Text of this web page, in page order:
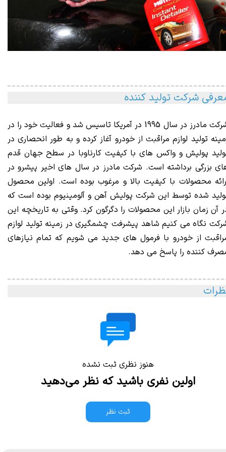
شرکت تولید کننده
مادرز
در سال 1995 در آمریکا تاسیس شد و فعالیت خود را در
تولید لوازم مراقبت از خودرو آغاز کرده و به طور انحصاری در
پولیش و واکس های با کیفیت کارناوبا در سطح جهان قدم
بزرگی برداشته است. شرکت مادرز در سال های اخیر پیشرو در
محصولات با کیفیت بالا و مرغوب بوده است. اولین محصول
شده توسط این شرکت پولیش آهن و آلومینیوم بوده است که
آن زمان بازار این محصولات را دگرگون کرد. وقتی به تاریخچه این
نگاه می کنیم شاهد پیشرفت چشمگیری در زمینه تولید لوازم
از خودرو با فرمول های جدید می شویم که تمام نیازهای
کننده را پاسخ می دهد.
هنوز نظری ثبت نشده
اولین نفری باشید که نظر می‌دهید
ثبت نظر